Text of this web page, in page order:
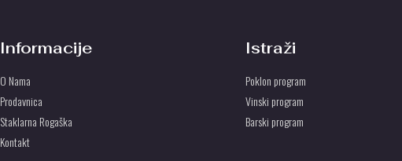
Informacije
O Nama
Prodavnica
Staklarna Rogaška
Kontakt
Istraži
Poklon program
Vinski program
Barski program